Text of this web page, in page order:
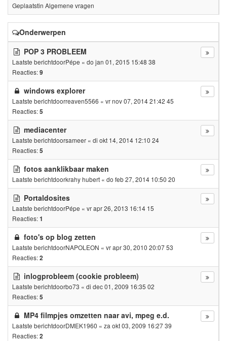
Geplaatstin Algemene vragen
Onderwerpen
POP 3 PROBLEEM
Laatste berichtdoorPépe « do jan 01, 2015 15:48 38
Reacties:9
windows explorer
Laatste berichtdoorreaven5566 « vr nov 07, 2014 21:42 45
Reacties:5
mediacenter
Laatste berichtdoorsameer « di okt 14, 2014 12:10 24
Reacties:5
fotos aanklikbaar maken
Laatste berichtdoorkrahy hubert « do feb 27, 2014 10:50 20
Portaldosites
Laatste berichtdoorPépe « vr apr 26, 2013 16:14 15
Reacties:1
foto's op blog zetten
Laatste berichtdoorNAPOLEON « vr apr 30, 2010 20:07 53
Reacties:2
inlogprobleem (cookie probleem)
Laatste berichtdoorbo73 « di dec 01, 2009 16:35 02
Reacties:5
MP4 filmpjes omzetten naar avi, mpeg e.d.
Laatste berichtdoorDMEK1960 « za okt 03, 2009 16:27 39
Reacties:2